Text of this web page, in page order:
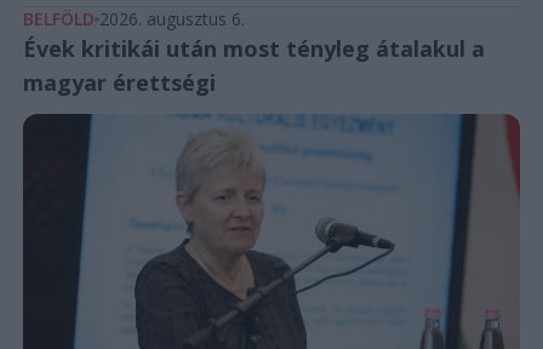
BELFÖLD 2026. augusztus 6.
Évek kritikái után most tényleg átalakul a
magyar érettségi